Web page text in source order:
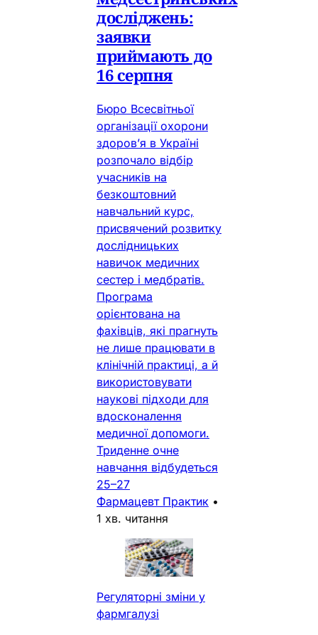
досліджень:
заявки
приймають до
16 серпня
Бюро Всесвітньої
організації охорони
здоров’я в Україні
розпочало відбір
учасників на
безкоштовний
навчальний курс,
присвячений розвитку
дослідницьких
навичок медичних
сестер і медбратів.
Програма
орієнтована на
фахівців, які прагнуть
не лише працювати в
клінічній практиці, а й
використовувати
наукові підходи для
вдосконалення
медичної допомоги.
Триденне очне
навчання відбудеться
25–27
Фармацевт Практик •
1 хв. читання
Регуляторні зміни у
фармгалузі